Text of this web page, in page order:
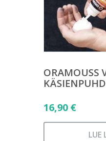
ORAMOUSS
16,90 €
LUE